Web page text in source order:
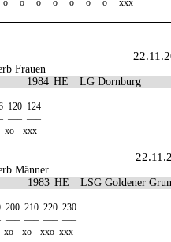
o o o o o o o xxx
Frauen
1984 HE LG Dornburg
120 124
—– —–
xo xxx
Männer
1983 HE LSG Goldener
200 210 220 230
—– —– —– —–
xo xo xxo xxx